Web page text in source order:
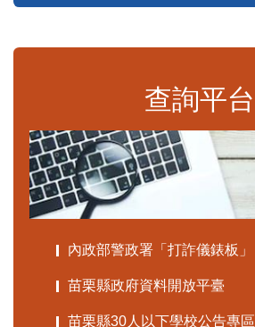
查詢平台
內政部警政署「打詐儀錶板」
苗栗縣政府資料開放平臺
苗栗縣30人以下學校公告專區